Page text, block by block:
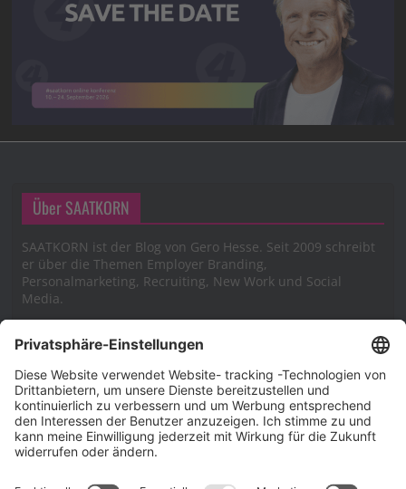
Über SAATKORN
SAATKORN ist der Blog von Gero Hesse. Seit 2009 schreibt
er über die Themen Employer Branding,
Personalmarketing, Recruiting, New Work und Social
Media.
Impressum
Impressum